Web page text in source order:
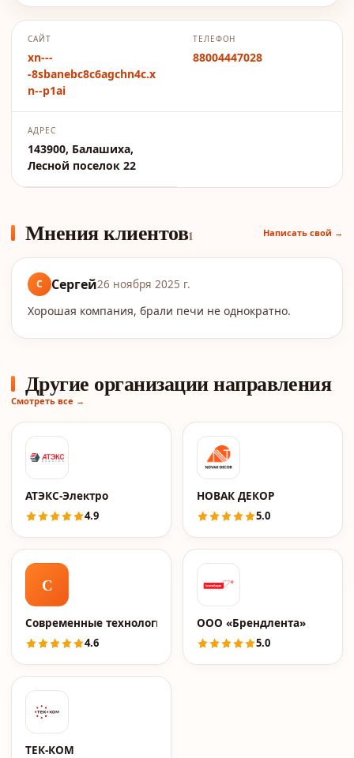
САЙТ
xn---
-8sbanebc8c6agchn4c.x
n--p1ai
ТЕЛЕФОН
88004447028
АДРЕС
143900, Балашиха,
Лесной поселок 22
Мнения клиентов1 Написать свой →
С Сергей26 ноября 2025 г.
Хорошая компания, брали печи не однократно.
Другие организации направления
Смотреть все →
АТЭКС-Электро
4.9
НОВАК ДЕКОР
5.0
С
Современные технологии
4.6
ООО «Брендлента»
5.0
ТЕК-КОМ